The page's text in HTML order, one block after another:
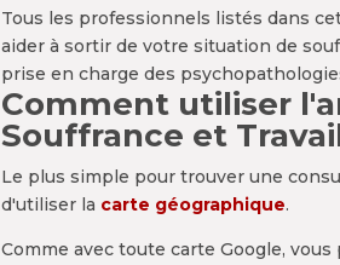
Tous les professionnels listés dans
aider à sortir de votre situation de
prise en charge des
Comment utiliser
Souffrance et
Le plus simple pour trouver une
d'utiliser la carte géographique.
Comme avec toute carte Google,